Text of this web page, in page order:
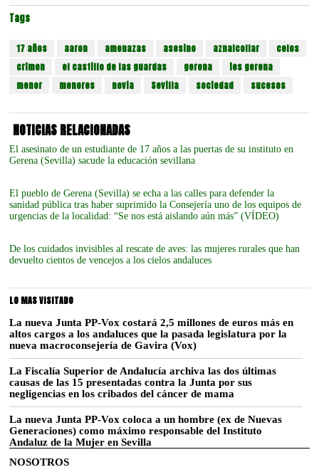
Tags
17 años aaron amenazas asesino aznalcollar
celos
crimen
el castillo de las guardas gerena
ies gerena
menor
menores novia Sevilla sociedad sucesos
NOTICIAS RELACIONADAS
El asesinato de un estudiante de 17 años a las puertas de su instituto en
Gerena (Sevilla) sacude la educación sevillana
El pueblo de Gerena (Sevilla) se echa a las calles para defender la
sanidad pública tras haber suprimido la Consejería uno de los equipos de
urgencias de la localidad: “Se nos está aislando aún más” (VÍDEO)
De los cuidados invisibles al rescate de aves: las mujeres rurales que han
devuelto cientos de vencejos a los cielos andaluces
LO MAS VISITADO
La nueva Junta PP-Vox costará 2,5 millones de euros más en
altos cargos a los andaluces que la pasada legislatura por la
nueva macroconsejería de Gavira (Vox)
La Fiscalía Superior de Andalucía archiva las dos últimas
causas de las 15 presentadas contra la Junta por sus
negligencias en los cribados del cáncer de mama
La nueva Junta PP-Vox coloca a un hombre (ex de Nuevas
Generaciones) como máximo responsable del Instituto
Andaluz de la Mujer en Sevilla
NOSOTROS